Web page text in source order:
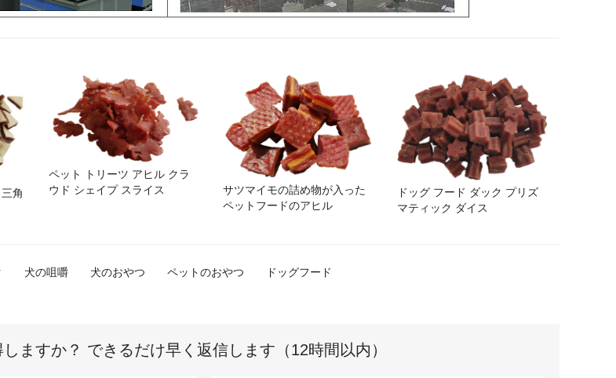
角
ペット トリーツ アヒル クラ
ウド シェイプ スライス
サツマイモの詰め物が入った
ペットフードのアヒル
ドッグ フード ダック プリズ
マティック ダイス
犬の咀嚼 犬のおやつ ペットのおやつ ドッグフード
ますか？ できるだけ早く返信します（12時間以内）